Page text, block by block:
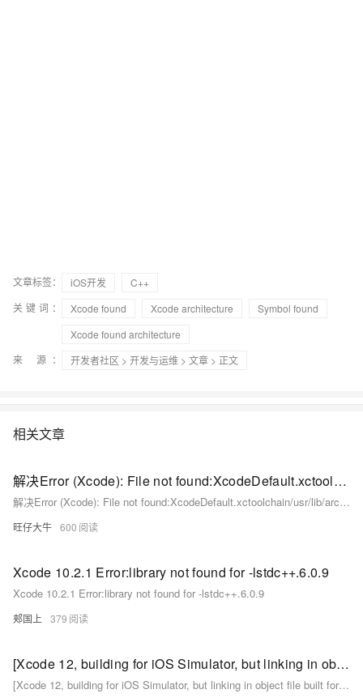
文章标签： iOS开发
C++
关键词：
Xcode found Xcode architecture
Symbol found
Xcode found architecture
来 源：
开发者社区 > 开发与运维 > 文章 > 正文
相关文章
解决Error (Xcode): File not found:XcodeDefault.xctoolchain/usr/lib/arc/libarclite_iphoneos.a
解决Error (Xcode): File not found:XcodeDefault.xctoolchain/usr/lib/arc/libarclite_iphoneos.a
旺仔大牛 600
Xcode 10.2.1 Error:library not found for -lstdc++.6.0.9
Xcode 10.2.1 Error:library not found for -lstdc++.6.0.9
郏国上 379
[Xcode 12, building for iOS Simulator, but linking in object file built for iOS, for architecture...
[Xcode 12, building for iOS Simulator, but linking in object file built for iOS, for architecture...